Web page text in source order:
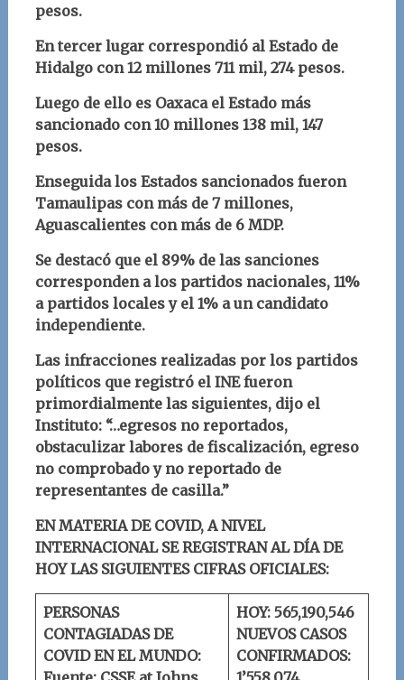
pesos.
En tercer lugar correspondió al Estado de
Hidalgo con 12 millones 711 mil, 274 pesos.
Luego de ello es Oaxaca el Estado más
sancionado con 10 millones 138 mil, 147
pesos.
Enseguida los Estados sancionados fueron
Tamaulipas con más de 7 millones,
Aguascalientes con más de 6 MDP.
Se destacó que el 89% de las sanciones
corresponden a los partidos nacionales, 11%
a partidos locales y el 1% a un candidato
independiente.
Las infracciones realizadas por los partidos
políticos que registró el INE fueron
primordialmente las siguientes, dijo el
Instituto: “…egresos no reportados,
obstaculizar labores de fiscalización, egreso
no comprobado y no reportado de
representantes de casilla.”
EN MATERIA DE COVID, A NIVEL
INTERNACIONAL SE REGISTRAN AL DÍA DE
HOY LAS SIGUIENTES CIFRAS OFICIALES:
PERSONAS
CONTAGIADAS DE
COVID EN EL MUNDO:
HOY: 565,190,546
NUEVOS CASOS
CONFIRMADOS: